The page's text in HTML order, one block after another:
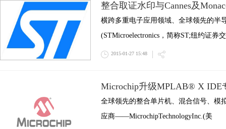
整合取证水印与Cannes及
横跨多重电子应用领域、全球领先的半
(STMicroelectronics，简称ST;纽约证券
2015-01-27 15:48
Microchip升级MPLAB® X IDE
全球领先的整合单片机、混合信号、模
应商——MicrochipTechnologyInc.(美